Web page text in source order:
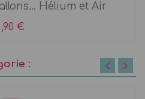
Hélium et Air
€
: